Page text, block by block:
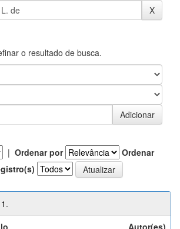
o resultado de busca.
| Ordenar por
Ordenar
Autor(es)